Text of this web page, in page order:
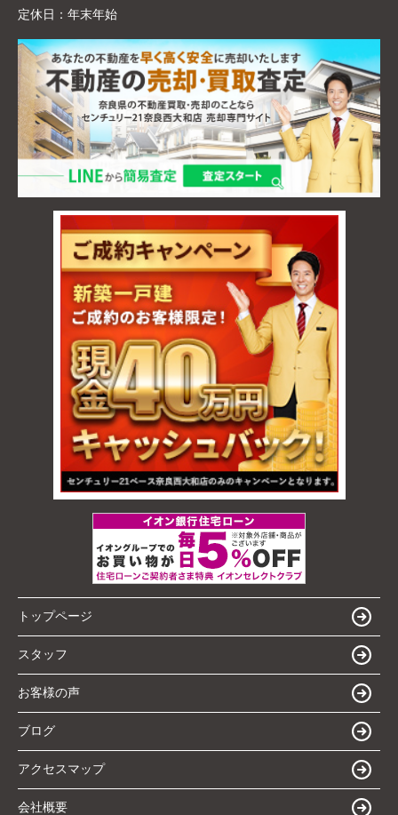
定休日： 年末年始
トップページ
スタッフ
お客様の声
ブログ
アクセスマップ
会社概要